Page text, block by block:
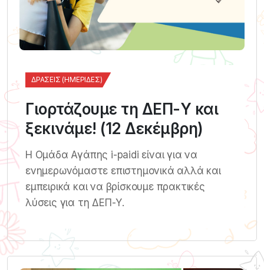
ΔΡΆΣΕΙΣ (ΗΜΕΡΊΔΕΣ)
Γιορτάζουμε τη ΔΕΠ-Υ και
ξεκινάμε! (12 Δεκέμβρη)
Η Ομάδα Αγάπης i-paidi είναι για να
ενημερωνόμαστε επιστημονικά αλλά και
εμπειρικά και να βρίσκουμε πρακτικές
λύσεις για τη ΔΕΠ-Υ.